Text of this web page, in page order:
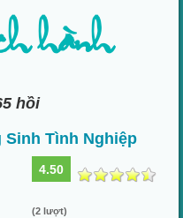
hành
hồi
Tình Nghiệp
4.50
(2 lượt)